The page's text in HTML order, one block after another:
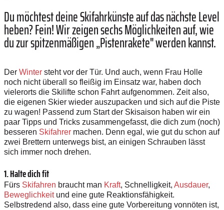
Du möchtest deine Skifahrkünste auf das nächste Level
heben? Fein! Wir zeigen sechs Möglichkeiten auf, wie
du zur spitzenmäßigen „Pistenrakete" werden kannst.
Der Winter steht vor der Tür. Und auch, wenn Frau Holle
noch nicht überall so fleißig im Einsatz war, haben doch
vielerorts die Skilifte schon Fahrt aufgenommen. Zeit also,
die eigenen Skier wieder auszupacken und sich auf die Piste
zu wagen! Passend zum Start der Skisaison haben wir ein
paar Tipps und Tricks zusammengefasst, die dich zum (noch)
besseren Skifahrer machen. Denn egal, wie gut du schon auf
zwei Brettern unterwegs bist, an einigen Schrauben lässt
sich immer noch drehen.
1. Halte dich fit
Fürs Skifahren braucht man Kraft, Schnelligkeit, Ausdauer,
Beweglichkeitund eine gute Reaktionsfähigkeit.
Selbstredend also, dass eine gute Vorbereitung vonnöten ist,